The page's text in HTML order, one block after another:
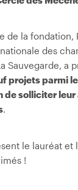
de la fondation,
des
Sauvegarde, a
projets parmi
de solliciter leur
.
le lauréat et
!